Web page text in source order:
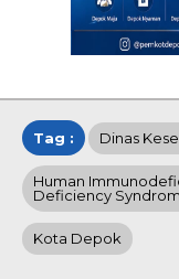
Tag : Dinas
Human
Deficiency
Kota Depok